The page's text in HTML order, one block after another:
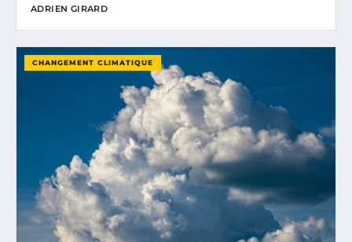
ADRIEN GIRARD
CHANGEMENT CLIMATIQUE